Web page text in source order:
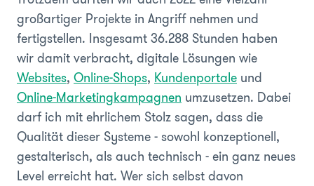
großartiger Projekte in Angriff nehmen und
fertigstellen. Insgesamt 36.288 Stunden haben
wir damit verbracht, digitale Lösungen wie
Websites, Online-Shops, Kundenportale und
Online-Marketingkampagnen umzusetzen. Dabei
darf ich mit ehrlichem Stolz sagen, dass die
Qualität dieser Systeme - sowohl konzeptionell,
gestalterisch, als auch technisch - ein ganz neues
Level erreicht hat. Wer sich selbst davon